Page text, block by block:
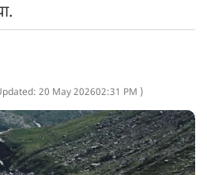
20 May 202602:31 PM )